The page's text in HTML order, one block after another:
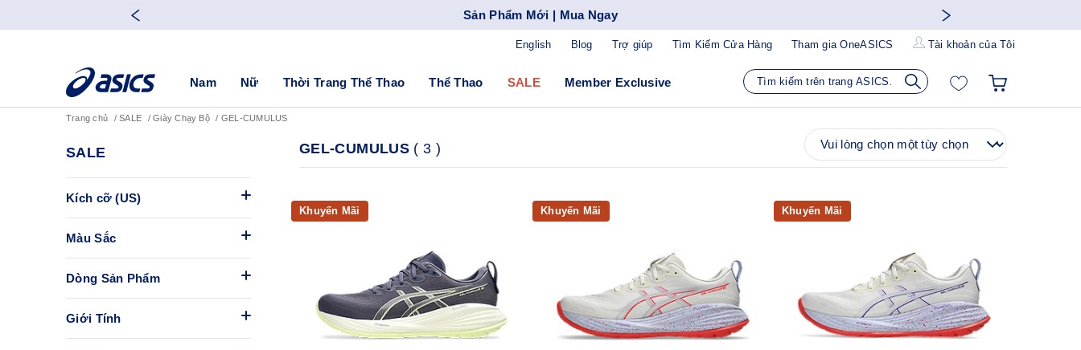
Sản Phẩm Mới | Mua Ngay
Blog Trợ giúp Tìm Kiếm Cửa Hàng Tham gia OneASICS Tài khoản của Tôi
English
Nam Nữ Thời Trang Thể Thao Thể Thao SALE Member Exclusive
Trang chủ SALE Giày Chạy Bộ GEL-CUMULUS
SALE
Kích cỡ (US)
Màu Sắc
Dòng Sản Phẩm
Giới Tính
GEL-CUMULUS ( 3 )
Khuyến Mãi Khuyến Mãi Khuyến Mãi